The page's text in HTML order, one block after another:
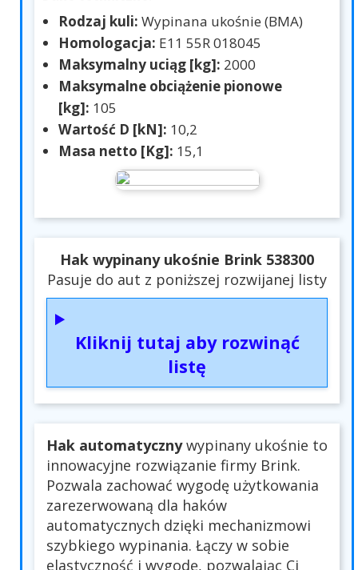
Rodzaj kuli: Wypinana ukośnie (BMA)
Homologacja: E11 55R 018045
Maksymalny uciąg [kg]: 2000
Maksymalne obciążenie pionowe
[kg]: 105
Wartość D [kN]: 10,2
Masa netto [Kg]: 15,1
Hak wypinany ukośnie Brink 538300
Pasuje do aut z poniższej rozwijanej listy
Kliknij tutaj aby rozwinąć
listę
Hak automatycznywypinany ukośnie to
innowacyjne rozwiązanie firmy Brink.
Pozwala zachować wygodę użytkowania
zarezerwowaną dla haków
automatycznych dzięki mechanizmowi
szybkiego wypinania. Łączy w sobie
elastyczność i wygodę, pozwalając Ci